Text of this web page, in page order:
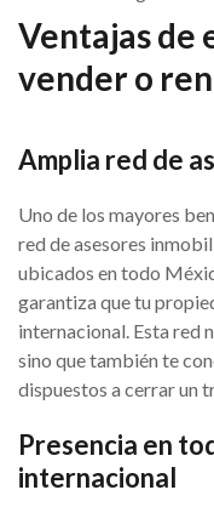
Ventajas de
vender o
Amplia red de
Uno de los mayores
red de asesores
ubicados en todo
garantiza que tu
internacional. Esta red
sino que también te
dispuestos a cerrar un
Presencia en
internacional